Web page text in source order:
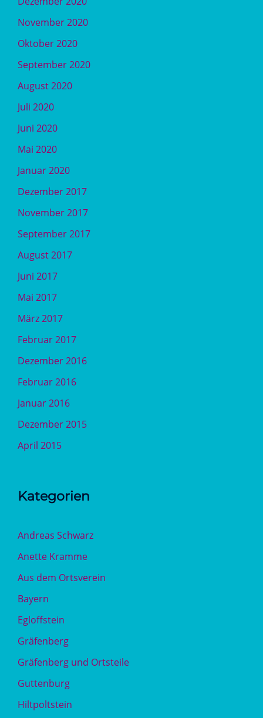
November 2020
Oktober 2020
September 2020
August 2020
Juli 2020
Juni 2020
Mai 2020
Januar 2020
Dezember 2017
November 2017
September 2017
August 2017
Juni 2017
Mai 2017
März 2017
Februar 2017
Dezember 2016
Februar 2016
Januar 2016
Dezember 2015
April 2015
Kategorien
Andreas Schwarz
Anette Kramme
Aus dem Ortsverein
Bayern
Egloffstein
Gräfenberg
Gräfenberg und Ortsteile
Guttenburg
Hiltpoltstein